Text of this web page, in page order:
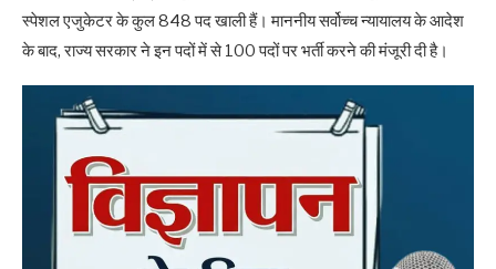
स्पेशल एजुकेटर के कुल 848 पद खाली हैं। माननीय सर्वोच्च न्यायालय के आदेश
के बाद, राज्य सरकार ने इन पदों में से 100 पदों पर भर्ती करने की मंजूरी दी है।